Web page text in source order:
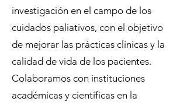
investigación en el campo de los
cuidados paliativos, con el objetivo
de mejorar las prácticas clínicas y la
calidad de vida de los pacientes.
Colaboramos con instituciones
académicas y científicas en la